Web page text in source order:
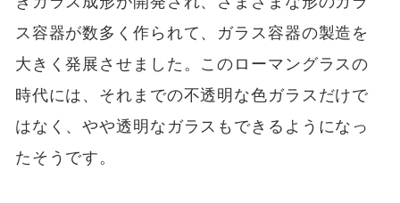
ス容器が数多く作られて、ガラス容器の製造を
大きく発展させました。このローマングラスの
時代には、それまでの不透明な色ガラスだけで
はなく、やや透明なガラスもできるようになっ
たそうです。